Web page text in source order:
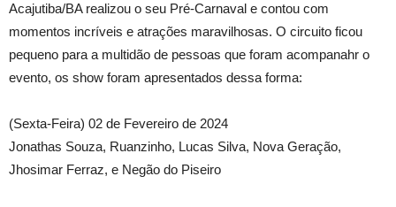
Acajutiba/BA realizou o seu Pré-Carnaval e contou com
momentos incríveis e atrações maravilhosas. O circuito ficou
pequeno para a multidão de pessoas que foram acompanahr o
evento, os show foram apresentados dessa forma:
(Sexta-Feira) 02 de Fevereiro de 2024
Jonathas Souza, Ruanzinho, Lucas Silva, Nova Geração,
Jhosimar Ferraz, e Negão do Piseiro